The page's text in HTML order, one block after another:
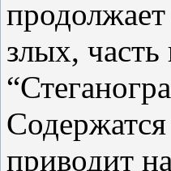
злых, часть
приводит